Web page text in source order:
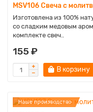
MSV106 Свеча с
Изготовлена из 100%
со сладким медовым
комплекте свеч..
155 ₽
В корзину
Наше производство